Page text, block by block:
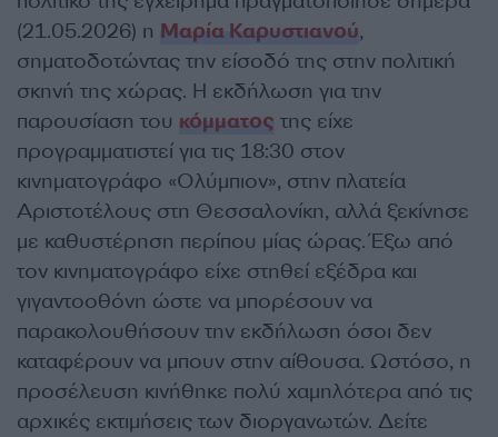
(21.05.2026) η Μαρία Καρυστιανού,
σηματοδοτώντας την είσοδό της στην πολιτική
σκηνή της χώρας. Η εκδήλωση για την
παρουσίαση του κόμματος της είχε
προγραμματιστεί για τις 18:30 στον
κινηματογράφο «Ολύμπιον», στην πλατεία
Αριστοτέλους στη Θεσσαλονίκη, αλλά ξεκίνησε
με καθυστέρηση περίπου μίας ώρας. Έξω από
τον κινηματογράφο είχε στηθεί εξέδρα και
γιγαντοοθόνη ώστε να μπορέσουν να
παρακολουθήσουν την εκδήλωση όσοι δεν
καταφέρουν να μπουν στην αίθουσα. Ωστόσο, η
προσέλευση κινήθηκε πολύ χαμηλότερα από τις
αρχικές εκτιμήσεις των διοργανωτών. Δείτε